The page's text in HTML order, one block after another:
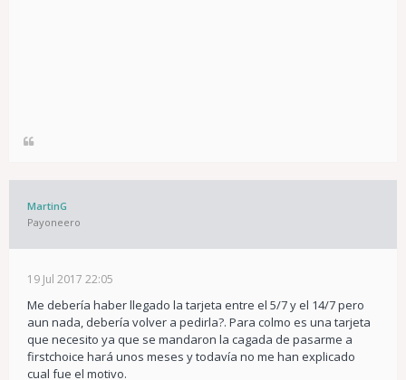
MartinG
Payoneero
19 Jul 2017 22:05
Me debería haber llegado la tarjeta entre el 5/7 y el 14/7 pero
aun nada, debería volver a pedirla?. Para colmo es una tarjeta
que necesito ya que se mandaron la cagada de pasarme a
firstchoice hará unos meses y todavía no me han explicado
cual fue el motivo.